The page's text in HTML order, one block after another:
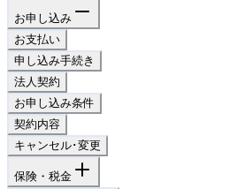
お申し込み
お支払い
申し込み手続き
法人契約
お申し込み条件
契約内容
キャンセル･変更
保険・税金